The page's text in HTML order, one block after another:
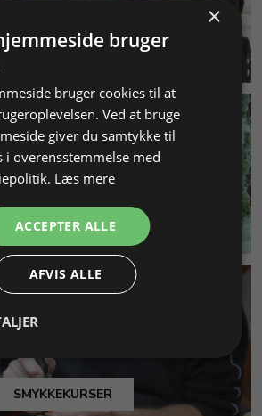
KUNDESERVICE
& BÆREDYGTIGHED
SMYKKEKURSER
×
bruger
bruger cookies til at
Ved at bruge
giver du samtykke til
i overensstemmelse med
Læs mere
ACCEPTER ALLE
AFVIS ALLE